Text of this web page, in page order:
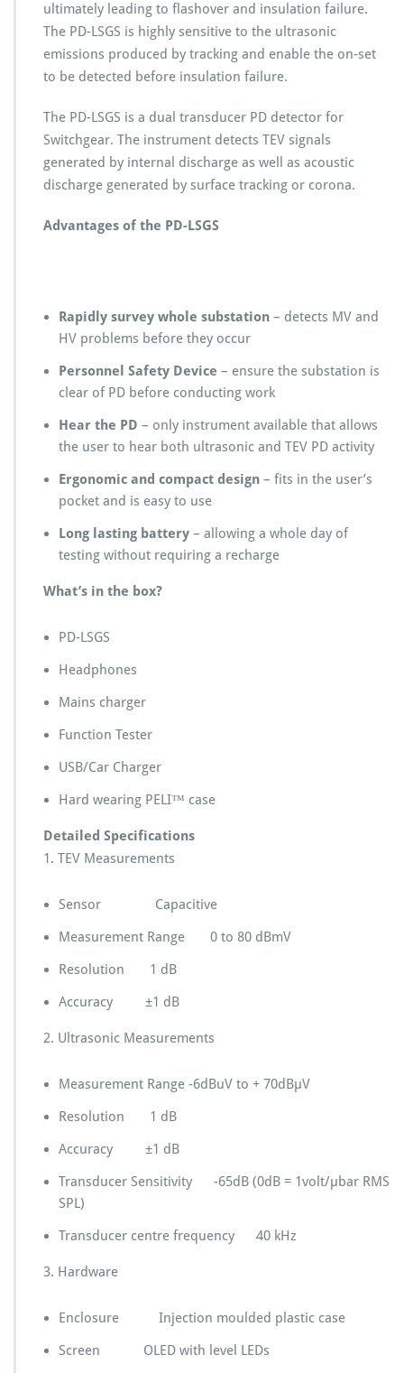
ultimately leading to flashover and insulation failure.
The PD-LSGS is highly sensitive to the ultrasonic
emissions produced by tracking and enable the on-set
to be detected before insulation failure.
The PD-LSGS is a dual transducer PD detector for
Switchgear. The instrument detects TEV signals
generated by internal discharge as well as acoustic
discharge generated by surface tracking or corona.
Advantages of the PD-LSGS
Rapidly survey whole substation – detects MV and
HV problems before they occur
Personnel Safety Device – ensure the substation is
clear of PD before conducting work
Hear the PD – only instrument available that allows
the user to hear both ultrasonic and TEV PD activity
Ergonomic and compact design – fits in the user’s
pocket and is easy to use
Long lasting battery – allowing a whole day of
testing without requiring a recharge
What’s in the box?
PD-LSGS
Headphones
Mains charger
Function Tester
USB/Car Charger
Hard wearing PELI™ case
Detailed Specifications
1. TEV Measurements
Sensor Capacitive
Measurement Range 0 to 80 dBmV
Resolution 1 dB
Accuracy ±1 dB
2. Ultrasonic Measurements
Measurement Range -6dBuV to + 70dBµV
Resolution 1 dB
Accuracy ±1 dB
Transducer Sensitivity -65dB (0dB = 1volt/µbar RMS
SPL)
Transducer centre frequency 40 kHz
3. Hardware
Enclosure Injection moulded plastic case
Screen OLED with level LEDs